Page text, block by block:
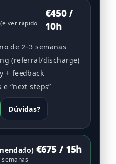
ver rápido
€450 /
10h
de 2–3 semanas
(referral/discharge)
+ feedback
“next steps”
Dúvidas?
€675 / 15h